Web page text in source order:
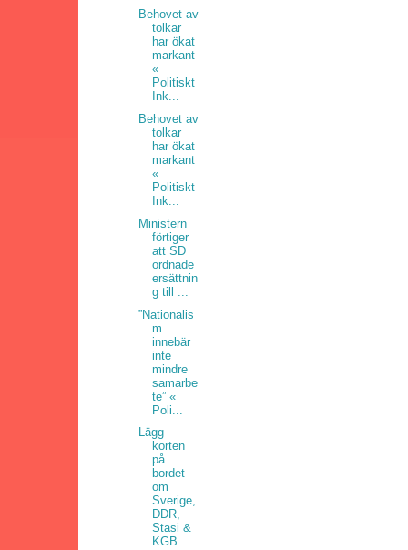
Behovet av
tolkar
har ökat
markant
«
Politiskt
Ink...
Behovet av
tolkar
har ökat
markant
«
Politiskt
Ink...
Ministern
förtiger
att SD
ordnade
ersättnin
g till ...
”Nationalis
m
innebär
inte
mindre
samarbe
te” «
Poli...
Lägg
korten
på
bordet
om
Sverige,
DDR,
Stasi &
KGB